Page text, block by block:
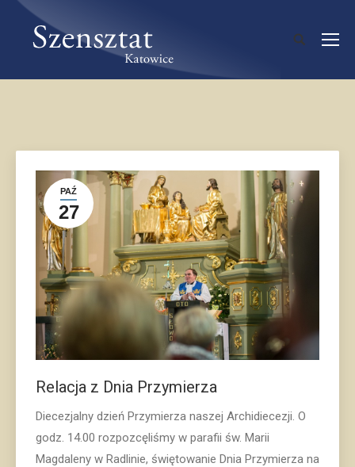
PAŹ
27
Relacja z Dnia Przymierza
Diecezjalny dzień Przymierza naszej Archidiecezji. O
godz. 14.00 rozpozcęliśmy w parafii św. Marii
Magdaleny w Radlinie, świętowanie Dnia Przymierza na